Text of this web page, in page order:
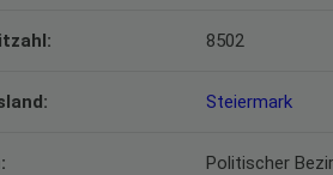
8502
Steiermark
Politischer